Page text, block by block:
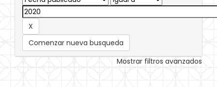
Comenzar nueva busqueda
Mostrar filtros avanzados